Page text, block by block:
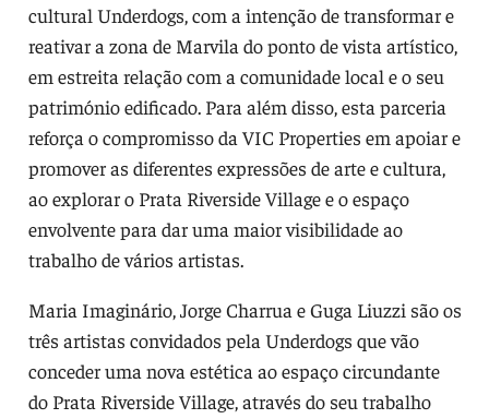
cultural Underdogs, com a intenção de transformar e
reativar a zona de Marvila do ponto de vista artístico,
em estreita relação com a comunidade local e o seu
património edificado. Para além disso, esta parceria
reforça o compromisso da VIC Properties em apoiar e
promover as diferentes expressões de arte e cultura,
ao explorar o Prata Riverside Village e o espaço
envolvente para dar uma maior visibilidade ao
trabalho de vários artistas.
Maria Imaginário, Jorge Charrua e Guga Liuzzi são os
três artistas convidados pela Underdogs que vão
conceder uma nova estética ao espaço circundante
do Prata Riverside Village, através do seu trabalho